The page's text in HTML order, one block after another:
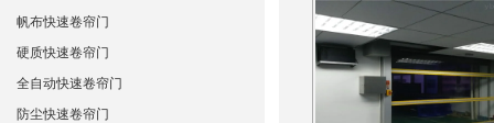
帆布快速卷帘门
硬质快速卷帘门
全自动快速卷帘门
防尘快速卷帘门